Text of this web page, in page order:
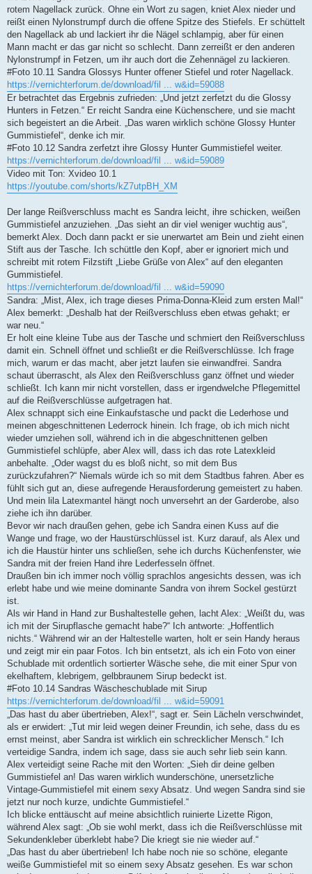
rotem Nagellack zurück. Ohne ein Wort zu sagen, kniet Alex nieder und
reißt einen Nylonstrumpf durch die offene Spitze des Stiefels. Er schüttelt
den Nagellack ab und lackiert ihr die Nägel schlampig, aber für einen
Mann macht er das gar nicht so schlecht. Dann zerreißt er den anderen
Nylonstrumpf in Fetzen, um ihr auch dort die Zehennägel zu lackieren.
#Foto 10.11 Sandra Glossys Hunter offener Stiefel und roter Nagellack.
https://vernichterforum.de/download/fil ... w&id=59088
Er betrachtet das Ergebnis zufrieden: „Und jetzt zerfetzt du die Glossy
Hunters in Fetzen.“ Er reicht Sandra eine Küchenschere, und sie macht
sich begeistert an die Arbeit. „Das waren wirklich schöne Glossy Hunter
Gummistiefel“, denke ich mir.
#Foto 10.12 Sandra zerfetzt ihre Glossy Hunter Gummistiefel weiter.
https://vernichterforum.de/download/fil ... w&id=59089
Video mit Ton: Xvideo 10.1
https://youtube.com/shorts/kZ7utpBH_XM
Der lange Reißverschluss macht es Sandra leicht, ihre schicken, weißen
Gummistiefel anzuziehen. „Das sieht an dir viel weniger wuchtig aus“,
bemerkt Alex. Doch dann packt er sie unerwartet am Bein und zieht einen
Stift aus der Tasche. Ich schüttle den Kopf, aber er ignoriert mich und
schreibt mit rotem Filzstift „Liebe Grüße von Alex“ auf den eleganten
Gummistiefel.
https://vernichterforum.de/download/fil ... w&id=59090
Sandra: „Mist, Alex, ich trage dieses Prima-Donna-Kleid zum ersten Mal!“
Alex bemerkt: „Deshalb hat der Reißverschluss eben etwas gehakt; er
war neu.“
Er holt eine kleine Tube aus der Tasche und schmiert den Reißverschluss
damit ein. Schnell öffnet und schließt er die Reißverschlüsse. Ich frage
mich, warum er das macht, aber jetzt laufen sie einwandfrei. Sandra
schaut überrascht, als Alex den Reißverschluss ganz öffnet und wieder
schließt. Ich kann mir nicht vorstellen, dass er irgendwelche Pflegemittel
auf die Reißverschlüsse aufgetragen hat.
Alex schnappt sich eine Einkaufstasche und packt die Lederhose und
meinen abgeschnittenen Lederrock hinein. Ich frage, ob ich mich nicht
wieder umziehen soll, während ich in die abgeschnittenen gelben
Gummistiefel schlüpfe, aber Alex will, dass ich das rote Latexkleid
anbehalte. „Oder wagst du es bloß nicht, so mit dem Bus
zurückzufahren?“ Niemals würde ich so mit dem Stadtbus fahren. Aber es
fühlt sich gut an, diese aufregende Herausforderung gemeistert zu haben.
Und mein lila Latexmantel hängt noch unversehrt an der Garderobe, also
ziehe ich ihn darüber.
Bevor wir nach draußen gehen, gebe ich Sandra einen Kuss auf die
Wange und frage, wo der Haustürschlüssel ist. Kurz darauf, als Alex und
ich die Haustür hinter uns schließen, sehe ich durchs Küchenfenster, wie
Sandra mit der freien Hand ihre Lederfesseln öffnet.
Draußen bin ich immer noch völlig sprachlos angesichts dessen, was ich
erlebt habe und wie meine dominante Sandra von ihrem Sockel gestürzt
ist.
Als wir Hand in Hand zur Bushaltestelle gehen, lacht Alex: „Weißt du, was
ich mit der Sirupflasche gemacht habe?“ Ich antworte: „Hoffentlich
nichts.“ Während wir an der Haltestelle warten, holt er sein Handy heraus
und zeigt mir ein paar Fotos. Ich bin entsetzt, als ich ein Foto von einer
Schublade mit ordentlich sortierter Wäsche sehe, die mit einer Spur von
ekelhaftem, klebrigem, gelbbraunem Sirup bedeckt ist.
#Foto 10.14 Sandras Wäscheschublade mit Sirup
https://vernichterforum.de/download/fil ... w&id=59091
„Das hast du aber übertrieben, Alex!“, sagt er. Sein Lächeln verschwindet,
als er erwidert: „Tut mir leid wegen deiner Freundin, ich sehe, dass du es
ernst meinst, aber Sandra ist wirklich ein schrecklicher Mensch.“ Ich
verteidige Sandra, indem ich sage, dass sie auch sehr lieb sein kann.
Alex verteidigt seine Rache mit den Worten: „Sieh dir deine gelben
Gummistiefel an! Das waren wirklich wunderschöne, unersetzliche
Vintage-Gummistiefel mit einem sexy Absatz. Und wegen Sandra sind sie
jetzt nur noch kurze, undichte Gummistiefel.“
Ich blicke enttäuscht auf meine absichtlich ruinierte Lizette Rigon,
während Alex sagt: „Ob sie wohl merkt, dass ich die Reißverschlüsse mit
Sekundenkleber überklebt habe? Die kriegt sie nie wieder auf.“
„Das hast du aber übertrieben! Ich habe noch nie so schöne, elegante
weiße Gummistiefel mit so einem sexy Absatz gesehen. Es war schon